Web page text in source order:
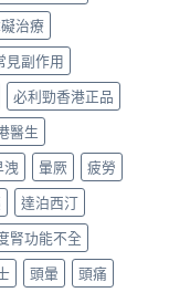
治療
見副作用
必利勁香港正品
醫生
洩 暈厥
疲勞
達泊西汀
腎功能不全
頭暈
頭痛